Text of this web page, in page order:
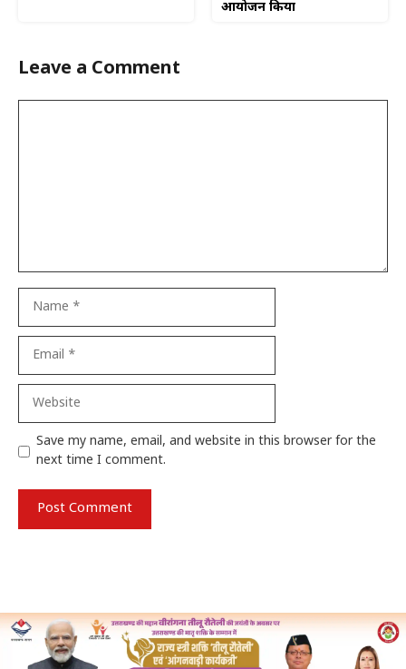
आयोजन किया
Leave a Comment
Website
Save my name, email, and website in this browser for the
next time I comment.